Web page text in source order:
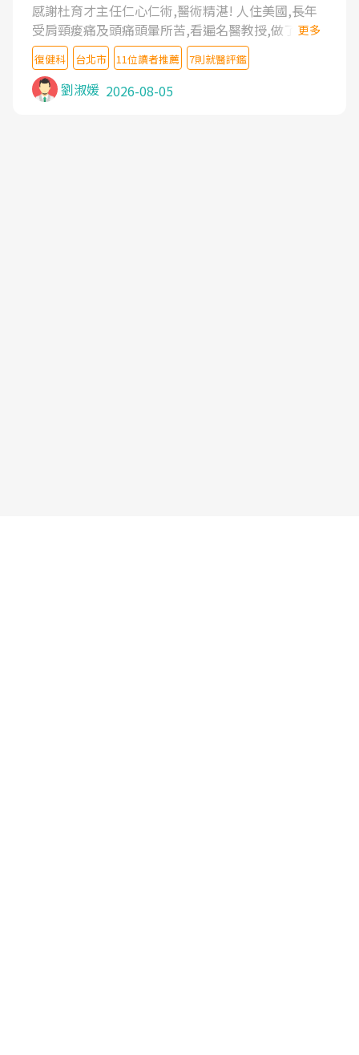
感謝杜育才主任仁心仁術,醫術精湛! 人住美國,長年
受肩頸痠痛及頭痛頭暈所苦,看遍名醫教授,做了各種
檢查,也嘗試過西醫打針,中醫針灸及物理徒手治療都
沒有用,後來連吃到嗎啡類止痛藥都效果有限,只是壓
症狀,沒多久就痛起來,多年失眠嚴重影響生活品質.
台灣親友介紹忠孝醫院杜育才主任是頸頭症候群專
更多
復健科 台北市 11位讀者推薦 7則就醫評鑑
劉淑媛 2026-08-05